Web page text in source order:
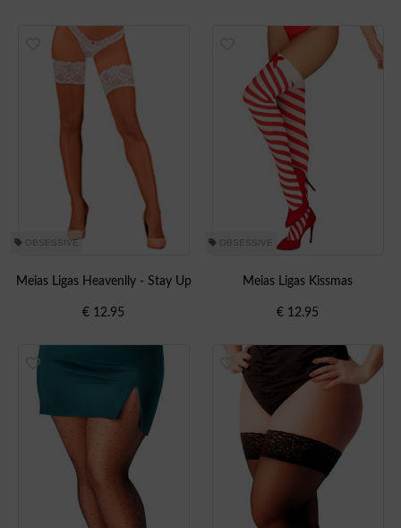
OBSESSIVE
Meias Ligas Heavenlly - Stay Up
€ 12.95
OBSESSIVE
Meias Ligas Kissmas
€ 12.95